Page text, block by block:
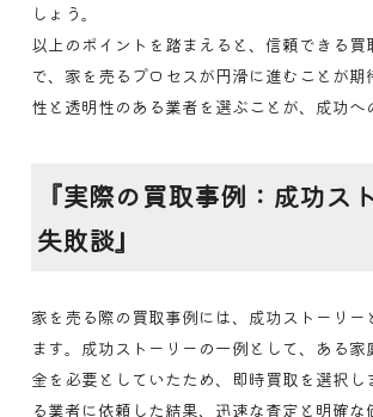
しょう。
以上のポイントを踏まえると、信頼できる買
で、家を売るプロセスが円滑に進むことが期
性と透明性のある業者を選ぶことが、成功へ
『実際の買取事例：成功ス
失敗談』
家を売る際の買取事例には、成功ストーリー
ます。成功ストーリーの一例として、ある家
金を必要としていたため、即時買取を選択し
る業者に依頼した結果、迅速な査定と明確な